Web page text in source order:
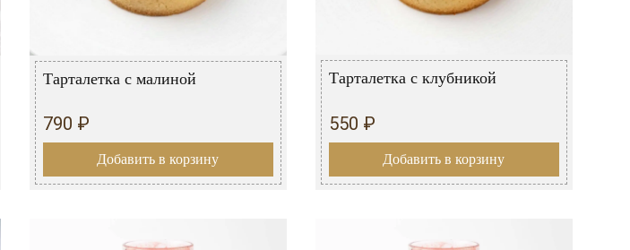
Тарталетка с малиной
790 ₽
Добавить в корзину
Тарталетка с клубникой
550 ₽
Добавить в корзину